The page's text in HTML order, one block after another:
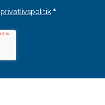
privatlivspolitik.*